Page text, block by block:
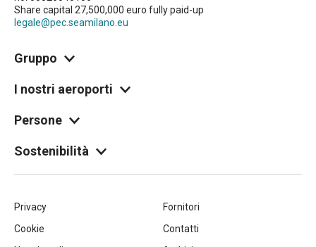
Share capital 27,500,000 euro fully paid-up
legale@pec.seamilano.eu
Gruppo
I nostri aeroporti
Persone
Sostenibilità
Piè
Privacy
Cookie
Fornitori
Contatti